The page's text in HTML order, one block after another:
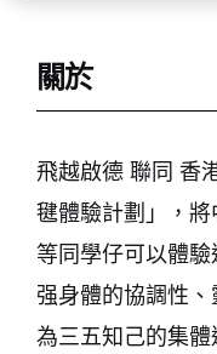
關於
飛越啟德 聯同 香
毽體驗計劃」，將
等同學仔可以體
强身體的協調性
為三五知己的集